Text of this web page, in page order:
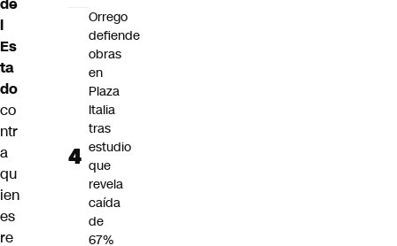
l
Es
ta
do
co
ntr
a
qu
ien
es
re
Orrego
defiende
obras
en
Plaza
Italia
tras
estudio
que
revela
caída
de
67%